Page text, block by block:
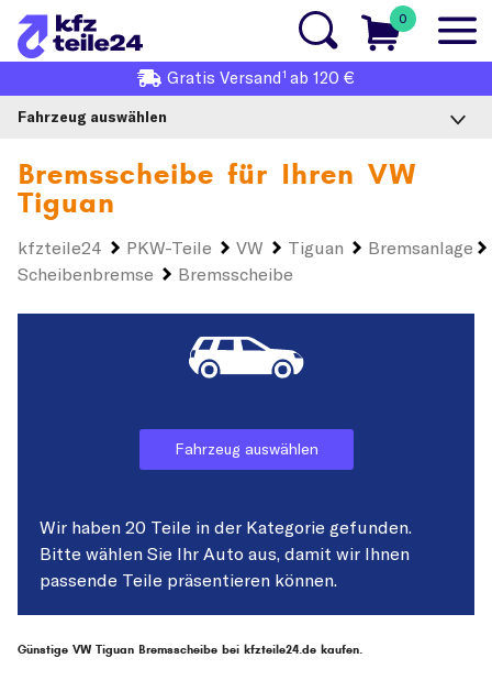
0
Gratis Versand1 ab 120 €
Fahrzeug auswählen
Bremsscheibe für Ihren VW
Tiguan
kfzteile24 PKW-Teile VW Tiguan
Bremsanlage
Scheibenbremse
Bremsscheibe
Fahrzeug auswählen
Wir haben 20 Teile in der Kategorie gefunden.
Bitte wählen Sie Ihr Auto aus, damit wir Ihnen
passende Teile präsentieren können.
Günstige VW Tiguan Bremsscheibe bei kfzteile24.de kaufen.